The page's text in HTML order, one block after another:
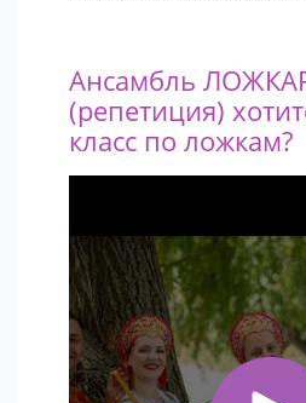
Ансамбль
(репетиция)
класс по ложкам?